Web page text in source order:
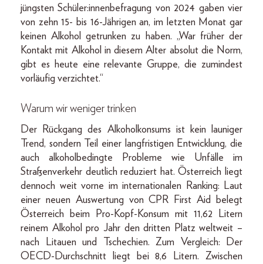
jüngsten Schüler:innenbefragung von 2024 gaben vier
von zehn 15- bis 16-Jährigen an, im letzten Monat gar
keinen Alkohol getrunken zu haben. „War früher der
Kontakt mit Alkohol in diesem Alter absolut die Norm,
gibt es heute eine relevante Gruppe, die zumindest
vorläufig verzichtet.“
Warum wir weniger trinken
Der Rückgang des Alkoholkonsums ist kein launiger
Trend, sondern Teil einer langfristigen Entwicklung, die
auch alkoholbedingte Probleme wie Unfälle im
Straßenverkehr deutlich reduziert hat. Österreich liegt
dennoch weit vorne im internationalen Ranking: Laut
einer neuen Auswertung von CPR First Aid belegt
Österreich beim Pro-Kopf-Konsum mit 11,62 Litern
reinem Alkohol pro Jahr den dritten Platz weltweit –
nach Litauen und Tschechien. Zum Vergleich: Der
OECD-Durchschnitt liegt bei 8,6 Litern. Zwischen